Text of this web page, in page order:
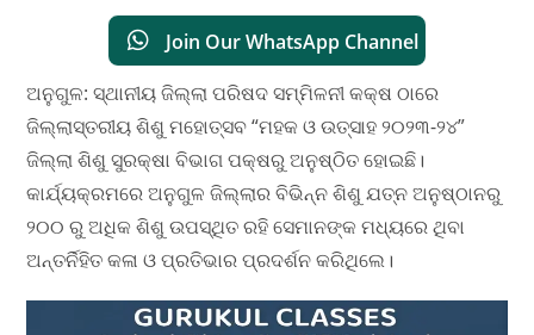
Join Our WhatsApp Channel
ଅନୁଗୁଳ: ସ୍ଥାନୀୟ ଜିଲ୍ଲା ପରିଷଦ ସମ୍ମିଳନୀ କକ୍ଷ ଠାରେ
ଜିଲ୍ଲାସ୍ତରୀୟ ଶିଶୁ ମହୋତ୍ସବ “ମହକ ଓ ଉତ୍ସାହ ୨୦୨୩-୨୪”
ଜିଲ୍ଲା ଶିଶୁ ସୁରକ୍ଷା ବିଭାଗ ପକ୍ଷରୁ ଅନୁଷ୍ଠିତ ହୋଇଛି।
କାର୍ଯ୍ୟକ୍ରମରେ ଅନୁଗୁଳ ଜିଲ୍ଲାର ବିଭିନ୍ନ ଶିଶୁ ଯତ୍ନ ଅନୁଷ୍ଠାନରୁ
୨୦୦ ରୁ ଅଧିକ ଶିଶୁ ଉପସ୍ଥିତ ରହି ସେମାନଙ୍କ ମଧ୍ୟରେ ଥିବା
ଅନ୍ତର୍ନିହିତ କଳା ଓ ପ୍ରତିଭାର ପ୍ରଦର୍ଶନ କରିଥିଲେ।